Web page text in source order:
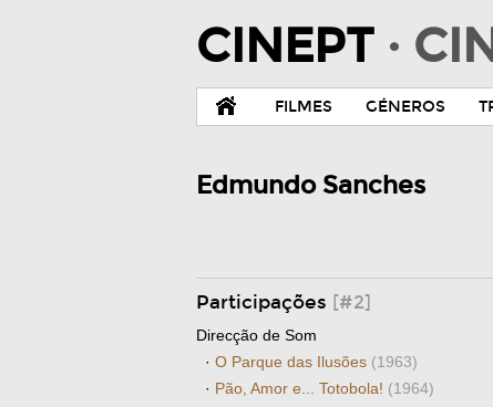
CINEPT ·
FILMES GÉNEROS
Edmundo Sanches
Participações [#2]
Direcção de Som
· O Parque das Ilusões (1963)
· Pão, Amor e... Totobola! (1964)